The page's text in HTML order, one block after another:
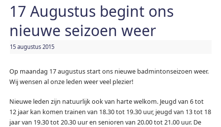
17 Augustus begint ons
nieuwe seizoen weer
15 augustus 2015
Op maandag 17 augustus start ons nieuwe badmintonseizoen weer.
Wij wensen al onze leden weer veel plezier!
Nieuwe leden zijn natuurlijk ook van harte welkom. Jeugd van 6 tot
12 jaar kan komen trainen van 18.30 tot 19.30 uur, jeugd van 13 tot 18
jaar van 19.30 tot 20.30 uur en senioren van 20.00 tot 21.00 uur. De